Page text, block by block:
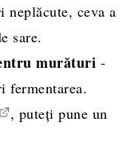
neplăcute, ceva a
sare.
murături -
fermentarea.
, puteți pune un